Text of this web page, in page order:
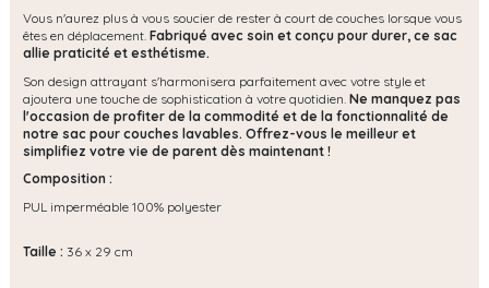
Vous n'aurez plus à vous soucier de rester à court de couches lorsque vous
êtes en déplacement. Fabriqué avec soin et conçu pour durer, ce sac
allie praticité et esthétisme.
Son design attrayant s'harmonisera parfaitement avec votre style et
ajoutera une touche de sophistication à votre quotidien. Ne manquez pas
l'occasion de profiter de la commodité et de la fonctionnalité de
notre sac pour couches lavables. Offrez-vous le meilleur et
simplifiez votre vie de parent dès maintenant !
Composition :
PUL imperméable 100% polyester
Taille : 36 x 29 cm